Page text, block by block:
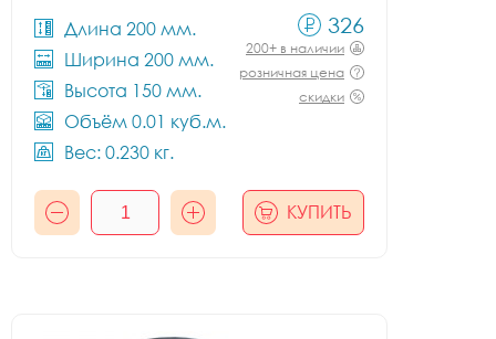
Длина 200 мм.
Ширина 200 мм.
Высота 150 мм.
Объём 0.01 куб.м.
Вес: 0.230 кг.
326
200+ в наличии
розничная цена
скидки
КУПИТЬ